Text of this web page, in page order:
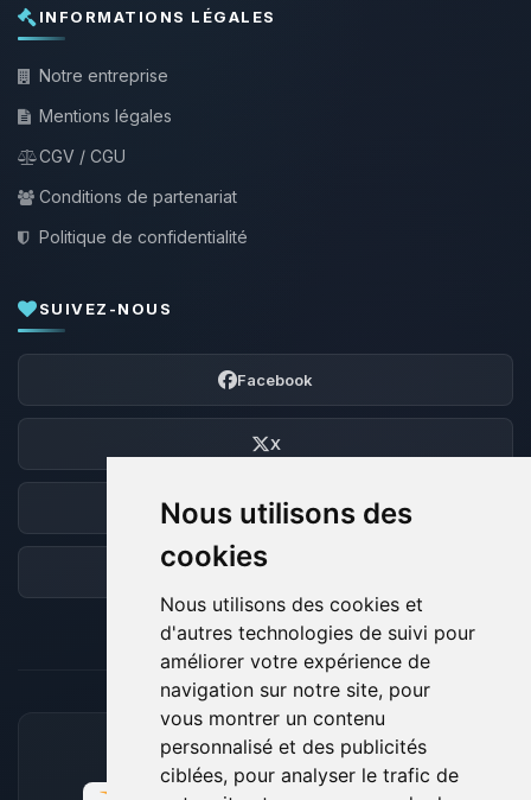
Nous utilisons des
cookies
Nous utilisons des cookies et
d'autres technologies de suivi pour
améliorer votre expérience de
navigation sur notre site, pour
vous montrer un contenu
personnalisé et des publicités
ciblées, pour analyser le trafic de
INFORMATIONS LÉGALES
Notre entreprise
Mentions légales
CGV / CGU
Conditions de partenariat
Politique de confidentialité
SUIVEZ-NOUS
Facebook
X
Discord
Forum
MOYENS DE PAIEMENT ACCEPTÉS